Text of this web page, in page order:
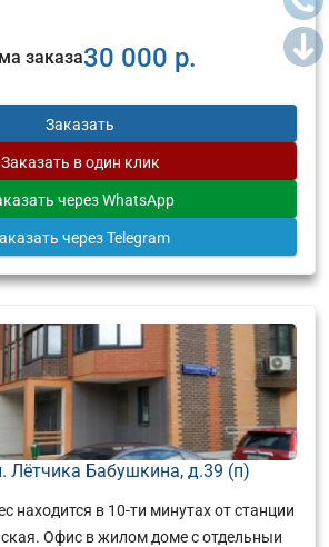
заказа30 000 р.
Заказать
Заказать в один клик
через WhatsApp
через Telegram
Лётчика Бабушкина, д.39 (п)
находится в 10-ти минутах от станции
Офис в жилом доме с отдельныи